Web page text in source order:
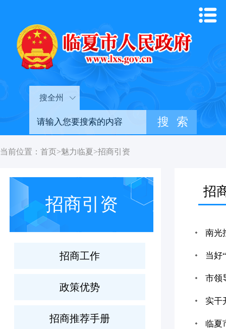
搜全州
当前位置： 首页>魅力临夏>招商引资
招商引资
招商工作
政策优势
招商推荐手册
招
南光
当好
市领
实干
临夏